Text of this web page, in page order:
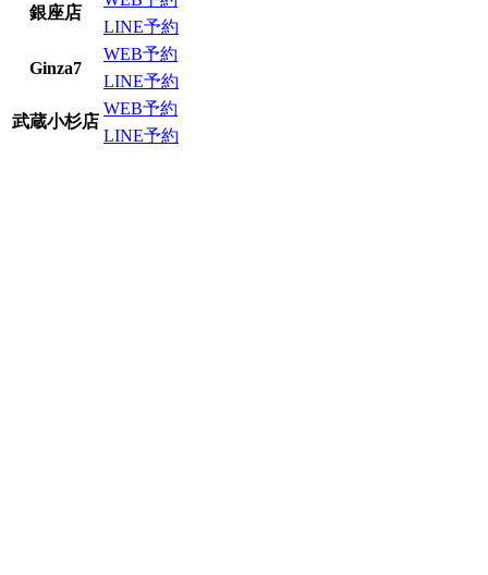
銀座店
LINE予約
Ginza7
WEB予約
LINE予約
武蔵小杉店
WEB予約
LINE予約